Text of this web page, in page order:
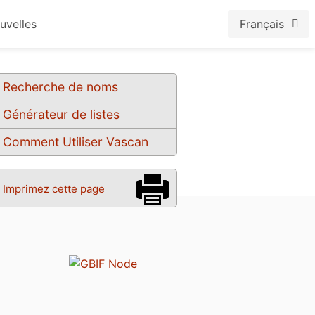
Français
Recherche de noms
Générateur de listes
Comment Utiliser Vascan
Imprimez cette page